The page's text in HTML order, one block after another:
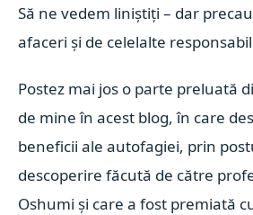
Să ne vedem liniștiți – dar
afaceri și de celelalte
Postez mai jos o parte preluată
de mine în acest blog, în care
beneficii ale autofagiei, prin
descoperire făcută de către
Oshumi și care a fost premiată